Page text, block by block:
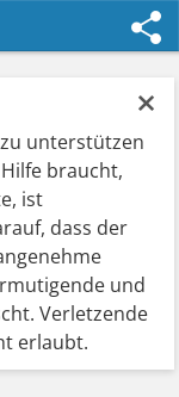
×
unterstützen
braucht,
ist
dass der
und
Verletzende
erlaubt.